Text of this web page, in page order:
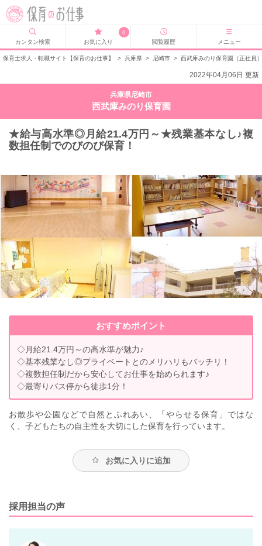
カンタン検索
0
お気に入り
閲覧履歴 メニュー
保育士求人・転職サイト【保育のお仕事】 > 兵庫県 > 尼崎市 > 西武庫みのり保育園（正社員）
2022年04月06日 更新
兵庫県尼崎市
西武庫みのり保育園
★給与高水準◎月給21.4万円～★残業基本なし♪複
数担任制でのびのび保育！
おすすめポイント
◇月給21.4万円～の高水準が魅力♪
◇基本残業なし◎プライベートとのメリハリもバッチリ！
◇複数担任制だから安心してお仕事を始められます♪
◇最寄りバス停から徒歩1分！
お散歩や公園などで自然とふれあい、「やらせる保育」ではな
く、子どもたちの自主性を大切にした保育を行っています。
お気に入りに追加
採用担当の声